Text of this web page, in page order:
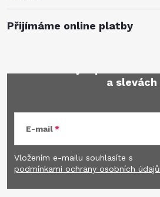
Přijímáme online platby
a slevách
E-mail
Vložením e-mailu souhlasíte s
podmínkami ochrany osobních údajů